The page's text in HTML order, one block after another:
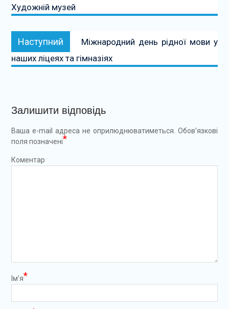
Художній музей
Наступний Наступний:
Міжнародний день рідної мови у
наших ліцеях та гімназіях
Залишити відповідь
Ваша e-mail адреса не оприлюднюватиметься. Обов’язкові
поля позначені*
Коментар
Ім’я*